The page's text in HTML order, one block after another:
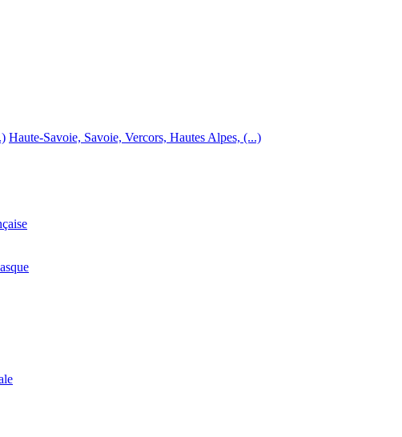
Haute-Savoie, Savoie, Vercors, Hautes Alpes, (...)